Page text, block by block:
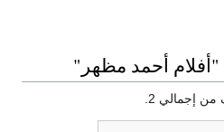
أحمد مظهر"
من إجمالي 2.